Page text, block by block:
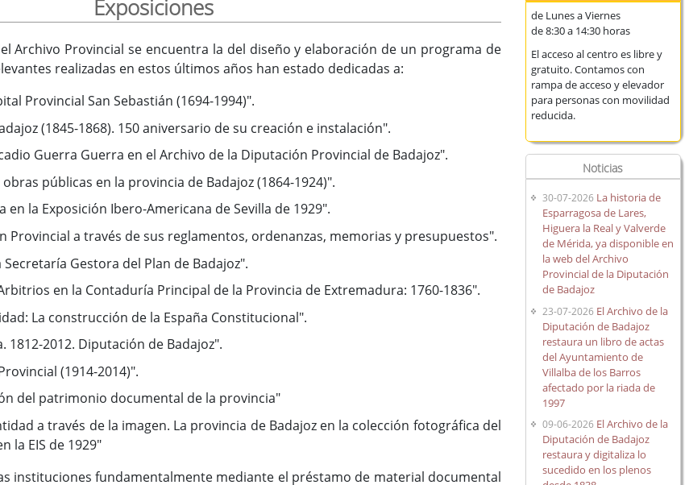
Exposiciones
Archivo Provincial se encuentra la del diseño y elaboración de un programa de
realizadas en estos últimos años han estado dedicadas a:
Provincial San Sebastián (1694-1994)".
(1845-1868). 150 aniversario de su creación e instalación".
Guerra Guerra en el Archivo de la Diputación Provincial de Badajoz".
públicas en la provincia de Badajoz (1864-1924)".
en la Exposición Ibero-Americana de Sevilla de 1929".
Provincial a través de sus reglamentos, ordenanzas, memorias y presupuestos".
Gestora del Plan de Badajoz".
en la Contaduría Principal de la Provincia de Extremadura: 1760-1836".
La construcción de la España Constitucional".
1812-2012. Diputación de Badajoz".
(1914-2014)".
del patrimonio documental de la provincia"
a través de la imagen. La provincia de Badajoz en la colección fotográfica del
la EIS de 1929"
instituciones fundamentalmente mediante el préstamo de material documental
de Lunes a Viernes
de 8:30 a 14:30 horas
El acceso al centro es libre y
gratuito. Contamos con
rampa de acceso y elevador
para personas con movilidad
reducida.
Noticias
30-07-2026 La historia de
Esparragosa de Lares,
Higuera la Real y Valverde
de Mérida, ya disponible en
la web del Archivo
Provincial de la Diputación
de Badajoz
23-07-2026 El Archivo de la
Diputación de Badajoz
restaura un libro de actas
del Ayuntamiento de
Villalba de los Barros
afectado por la riada de
1997
09-06-2026 El Archivo de la
Diputación de Badajoz
restaura y digitaliza lo
sucedido en los plenos